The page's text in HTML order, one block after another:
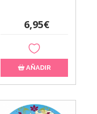
6,95€
AÑADIR